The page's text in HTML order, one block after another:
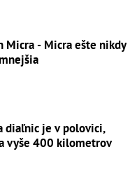
Micra - Micra ešte nikdy
diaľnic je v polovici,
vyše 400 kilometrov